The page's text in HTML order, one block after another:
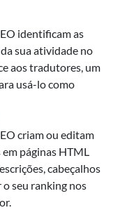
identificam as
sua atividade no
aos tradutores, um
usá-lo como
criam ou editam
em páginas HTML
cabeçalhos
o seu ranking nos